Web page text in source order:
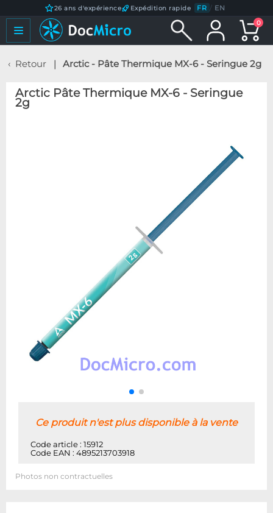
26 ans d'expérience Expédition rapide FR / EN
0
Retour Arctic - Pâte Thermique MX-6 - Seringue 2g
Arctic Pâte Thermique MX-6 - Seringue
2g
Ce produit n'est plus disponible à la vente
Code article : 15912
Code EAN : 4895213703918
Photos non contractuelles